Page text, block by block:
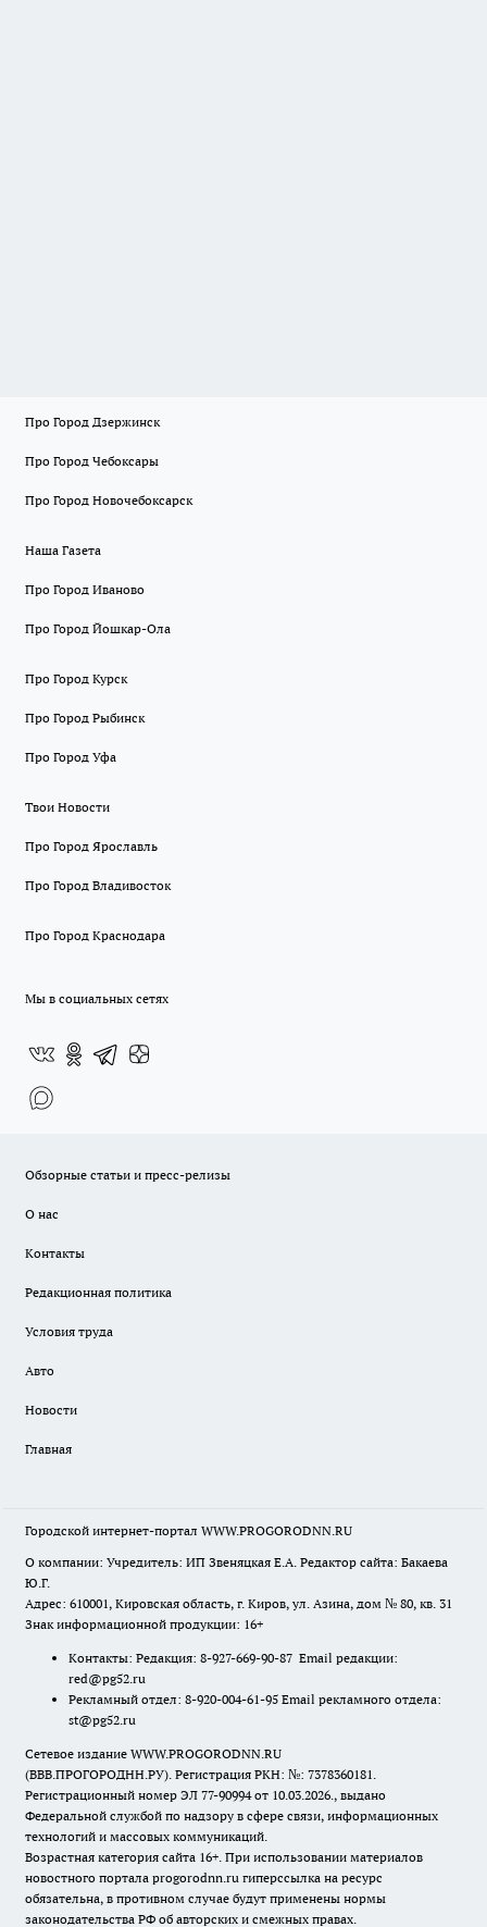
Про Город Дзержинск
Про Город Чебоксары
Про Город Новочебоксарск
Наша Газета
Про Город Иваново
Про Город Йошкар-Ола
Про Город Курск
Про Город Рыбинск
Про Город Уфа
Твои Новости
Про Город Ярославль
Про Город Владивосток
Про Город Краснодара
Мы в социальных сетях
Обзорные статьи и пресс-релизы
О нас
Контакты
Редакционная политика
Условия труда
Авто
Новости
Главная
Городской интернет-портал WWW.PROGORODNN.RU
О компании: Учредитель: ИП Звеняцкая Е.А. Редактор сайта: Бакаева
Ю.Г.
Адрес: 610001, Кировская область, г. Киров, ул. Азина, дом № 80, кв. 31
Знак информационной продукции: 16+
Контакты: Редакция: 8-927-669-90-87 Email редакции:
red@pg52.ru
Рекламный отдел: 8-920-004-61-95 Email рекламного отдела:
st@pg52.ru
Сетевое издание WWW.PROGORODNN.RU
(ВВВ.ПРОГОРОДНН.РУ). Регистрация РКН: №: 7378360181.
Регистрационный номер ЭЛ 77-90994 от 10.03.2026., выдано
Федеральной службой по надзору в сфере связи, информационных
технологий и массовых коммуникаций.
Возрастная категория сайта 16+. При использовании материалов
новостного портала progorodnn.ru гиперссылка на ресурс
обязательна, в противном случае будут применены нормы
законодательства РФ об авторских и смежных правах.